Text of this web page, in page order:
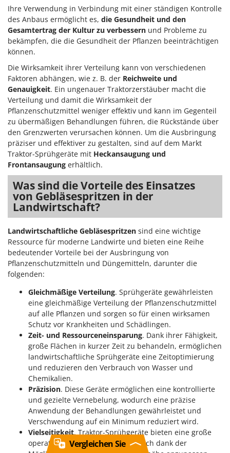
Ihre Verwendung in Verbindung mit einer ständigen Kontrolle
des Anbaus ermöglicht es, die Gesundheit und den
Gesamtertrag der Kultur zu verbessern und Probleme zu
bekämpfen, die die Gesundheit der Pflanzen beeinträchtigen
können.
Die Wirksamkeit ihrer Verteilung kann von verschiedenen
Faktoren abhängen, wie z. B. der Reichweite und
Genauigkeit. Ein ungenauer Traktorzerstäuber macht die
Verteilung und damit die Wirksamkeit der
Pflanzenschutzmittel weniger effektiv und kann im Gegenteil
zu übermäßigen Behandlungen führen, die Rückstände über
den Grenzwerten verursachen können. Um die Ausbringung
präziser und effektiver zu gestalten, sind auf dem Markt
Traktor-Sprühgeräte mit Heckansaugung und
Frontansaugung erhältlich.
Was sind die Vorteile des Einsatzes
von Gebläsespritzen in der
Landwirtschaft?
Landwirtschaftliche Gebläsespritzen sind eine wichtige
Ressource für moderne Landwirte und bieten eine Reihe
bedeutender Vorteile bei der Ausbringung von
Pflanzenschutzmitteln und Düngemitteln, darunter die
folgenden:
Gleichmäßige Verteilung. Sprühgeräte gewährleisten
eine gleichmäßige Verteilung der Pflanzenschutzmittel
auf alle Pflanzen und sorgen so für einen wirksamen
Schutz vor Krankheiten und Schädlingen.
Zeit- und Ressourceneinsparung. Dank ihrer Fähigkeit,
große Flächen in kurzer Zeit zu behandeln, ermöglichen
landwirtschaftliche Sprühgeräte eine Zeitoptimierung
und reduzieren den Verbrauch von Wasser und
Chemikalien.
Präzision. Diese Geräte ermöglichen eine kontrollierte
und gezielte Vernebelung, wodurch eine präzise
Anwendung der Behandlungen gewährleistet und
Verschwendung auf ein Minimum reduziert wird.
Vielseitigkeit. Traktor-Sprühgeräte bieten eine große
operative Flexibilität und lassen sich dank der
Vergleichen Sie